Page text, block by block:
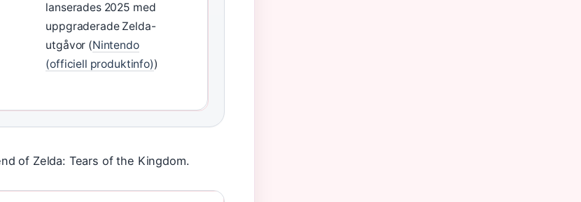
lanserades 2025 med
uppgraderade Zelda-
utgåvor (Nintendo
(officiell produktinfo))
of Zelda: Tears of the Kingdom.